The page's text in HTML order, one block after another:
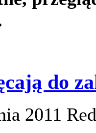
do
2011